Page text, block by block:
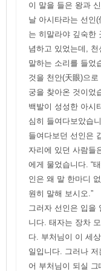
이 말을 들은 왕과
날 아시타라는 선인
는 히말라야 깊숙한
념하고 있었는데,
말하는 소리를 들었
것을 천안(天眼)으
궁을 찾아온 것이었
백발이 성성한 아시
심히 들여다보았습
들여다보던 선인은
자리에 있던 사람들
에게 물었습니다. “
인은 왜 말 한마디
원히 말해 보시오.”
그러자 선인은 입을
니다. 태자는 장차
다. 부처님이 이 세
일입니다. 그러나
어 부처님이 되실